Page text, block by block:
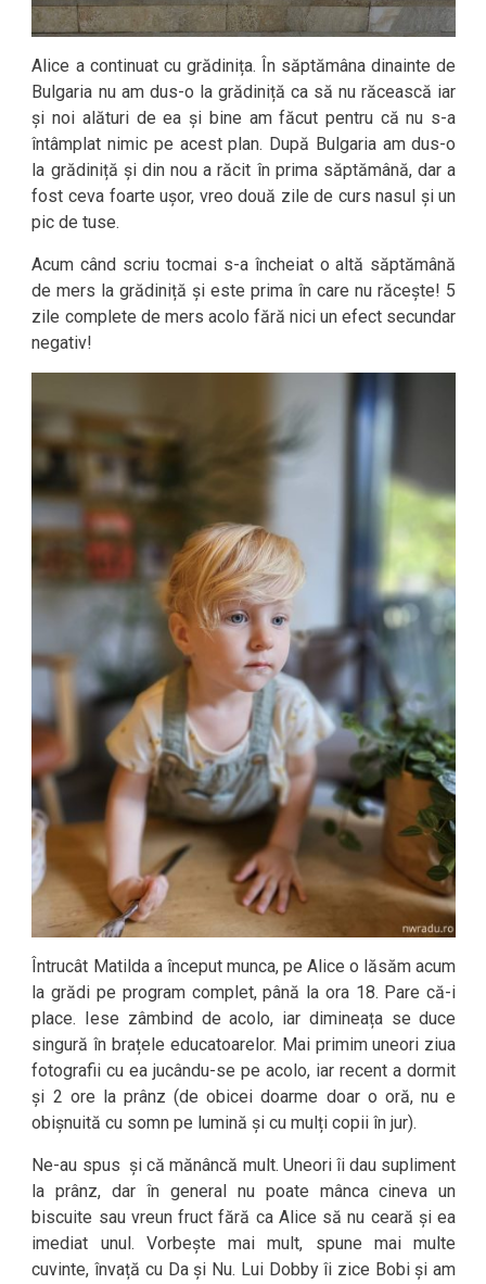
Alice a continuat cu grădinița. În săptămâna dinainte de
Bulgaria nu am dus-o la grădiniță ca să nu răcească iar
și noi alături de ea și bine am făcut pentru că nu s-a
întâmplat nimic pe acest plan. După Bulgaria am dus-o
la grădiniță și din nou a răcit în prima săptămână, dar a
fost ceva foarte ușor, vreo două zile de curs nasul și un
pic de tuse.
Acum când scriu tocmai s-a încheiat o altă săptămână
de mers la grădiniță și este prima în care nu răcește! 5
zile complete de mers acolo fără nici un efect secundar
negativ!
Întrucât Matilda a început munca, pe Alice o lăsăm acum
la grădi pe program complet, până la ora 18. Pare că-i
place. Iese zâmbind de acolo, iar dimineața se duce
singură în brațele educatoarelor. Mai primim uneori ziua
fotografii cu ea jucându-se pe acolo, iar recent a dormit
și 2 ore la prânz (de obicei doarme doar o oră, nu e
obișnuită cu somn pe lumină și cu mulți copii în jur).
Ne-au spus și că mănâncă mult. Uneori îi dau supliment
la prânz, dar în general nu poate mânca cineva un
biscuite sau vreun fruct fără ca Alice să nu ceară și ea
imediat unul. Vorbește mai mult, spune mai multe
cuvinte, învață cu Da și Nu. Lui Dobby îi zice Bobi și am